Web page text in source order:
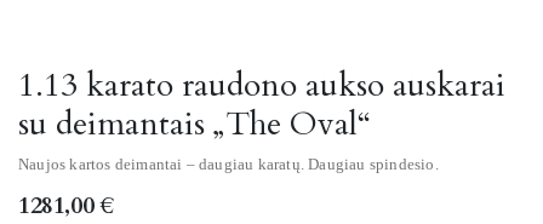
1.13 karato raudono aukso auskarai
su deimantais „The Oval“
Naujos kartos deimantai – daugiau karatų. Daugiau spindesio.
1281,00€